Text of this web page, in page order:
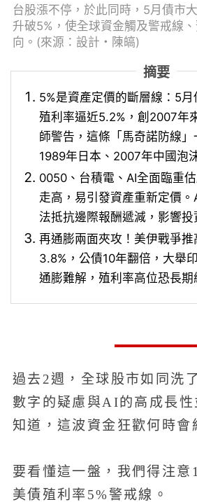
台股漲不停，於此同時，5月債市
升破5%，使全球資金觸及警戒線
向。(來源：設計・陳皜)
摘要
5%是資產定價的斷層線：5
殖利率逼近5.2%，創2007年
師警告，這條「馬奇諾防線
1989年日本、2007年中國泡
0050、台積電、AI全面臨重
走高，易引發資產重新定價
法抵抗邊際報酬遞減，影響投
再通膨兩面夾攻！美伊戰爭推
3.8%，公債10年翻倍，大舉
通膨難解，殖利率高位恐長期
過去2週，全球股市如同洗
數字的疑慮與AI的高成長性
知道，這波資金狂歡何時會
要看懂這一盤，我們得注意
美債殖利率5%警戒線。